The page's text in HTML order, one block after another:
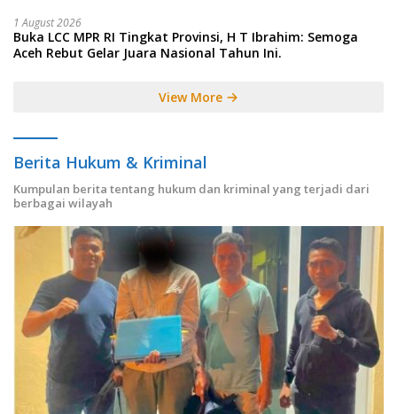
1 August 2026
Buka LCC MPR RI Tingkat Provinsi, H T Ibrahim: Semoga
Aceh Rebut Gelar Juara Nasional Tahun Ini.
View More
Berita Hukum & Kriminal
Kumpulan berita tentang hukum dan kriminal yang terjadi dari
berbagai wilayah